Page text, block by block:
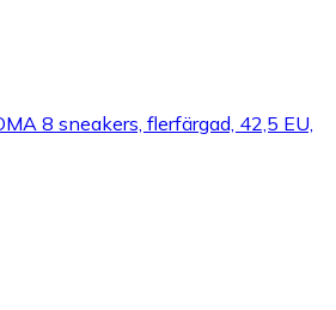
8 sneakers, flerfärgad, 42,5 EU,